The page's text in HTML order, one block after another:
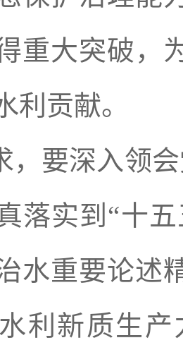
重大突破，
利贡献。
，要深入领
落实到“十
水重要论述
利新质生